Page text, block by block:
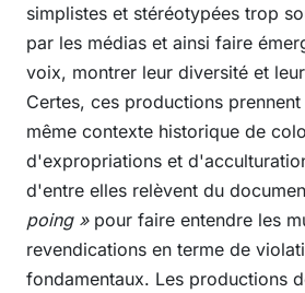
simplistes et stéréotypées trop
par les médias et ainsi faire
voix, montrer leur diversité et
Certes, ces productions
même contexte historique de
d'expropriations et
d'entre elles relèvent du
poing » pour faire entendre les
revendications en terme de
fondamentaux. Les productions